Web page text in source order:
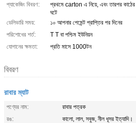
প্যাকেজিং বিবরণ:
প্রথমে carton এ নিয়ে, এবং তারপর
ঘটে
ডেলিভারি সময়:
১০ আপনার পেমেন্ট প্রাপ্তির পর দিনের
পরিশোধের শর্ত:
T T বা পশ্চিম ইউনিয়ন
যোগানের ক্ষমতা:
প্রতি মাসে 1000টন
বিবরণ
রাবার ম্যাট
পণ্যের নাম:
রাবার পত্রক
রঙ:
কালো, লাল, সবুজ, নীল ধূসর ইত্যাদি।